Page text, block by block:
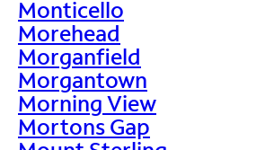
Monticello
Morehead
Morganfield
Morgantown
Morning View
Mortons Gap